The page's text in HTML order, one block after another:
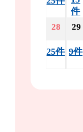
件
28
25件
29
9件